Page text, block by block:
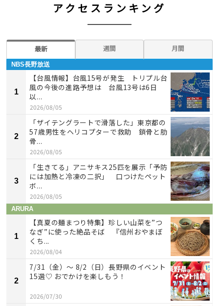
アクセスランキング
最新 週間 月間
NBS長野放送
1
【台風情報】台風15号が発生 トリプル台
風の今後の進路予想は 台風13号は6日
以...
2026/08/05
2
「ザイテングラートで滑落した」東京都の
57歳男性をヘリコプターで救助 鎖骨と肋
骨...
2026/08/05
3
「生きてる」アニサキス25匹を展示「予防
には加熱と冷凍の二択」 口つけたペット
ボ...
2026/08/05
ARURA
1
【真夏の麺まつり特集】珍しい山菜を”つ
なぎ”に使った絶品そば 『信州おやまぼ
くち...
2026/08/04
2
7/31（金）～ 8/2（日）長野県のイベント
15選♡ おでかけを楽しもう！
2026/07/30